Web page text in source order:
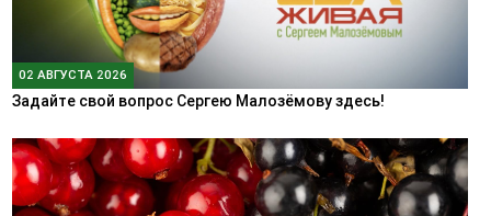
02 АВГУСТА 2026
Задайте свой вопрос Сергею Малозёмову здесь!